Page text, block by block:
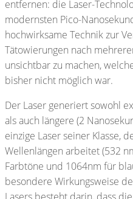
entfernen: die Laser-
modernsten Pico-
hochwirksame Technik zur
Tätowierungen nach
unsichtbar zu machen,
bisher nicht möglich war.
Der Laser generiert sowohl
als auch längere (2
einzige Laser seiner Klasse,
Wellenlängen arbeitet (532
Farbtöne und 1064nm für
besondere Wirkungsweise